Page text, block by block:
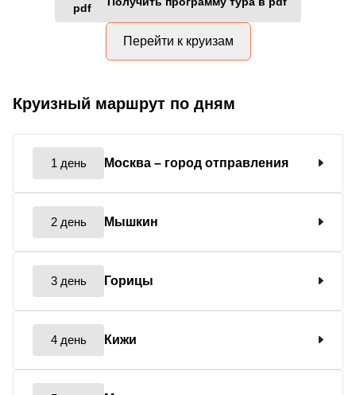
Перейти к круизам
Круизный маршрут по дням
1 день Москва – город отправления
2 день Мышкин
3 день Горицы
4 день Кижи